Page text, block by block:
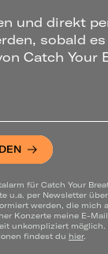
und direkt
sobald
Catch Your
für Catch Your
u.a. per Newsletter
werden, die mich
Konzerte meine E-
unkompliziert möglich.
findest du hier.